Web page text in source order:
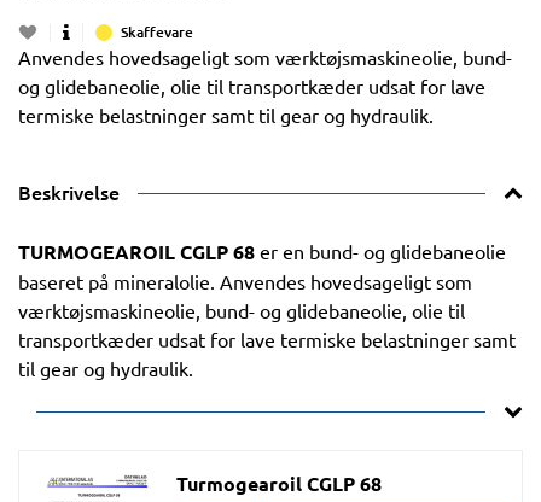
Skaffevare
Anvendes hovedsageligt som værktøjsmaskineolie, bund-
og glidebaneolie, olie til transportkæder udsat for lave
termiske belastninger samt til gear og hydraulik.
Beskrivelse
TURMOGEAROIL CGLP 68 er en bund- og glidebaneolie
baseret på mineralolie. Anvendes hovedsageligt som
værktøjsmaskineolie, bund- og glidebaneolie, olie til
transportkæder udsat for lave termiske belastninger samt
til gear og hydraulik.
Turmogearoil CGLP 68